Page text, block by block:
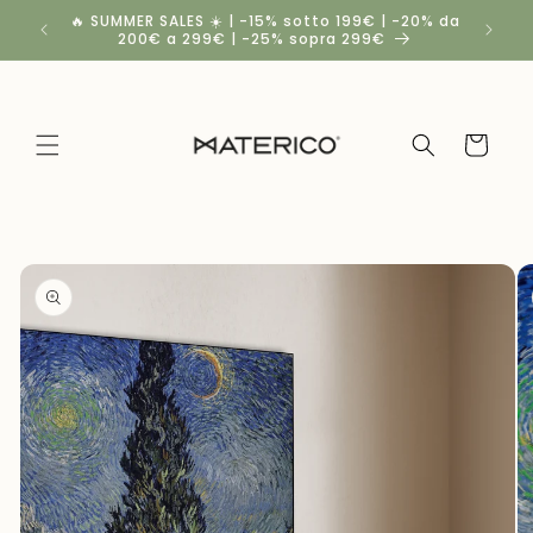
direttamente
ai contenuti
🔥 SUMMER SALES ☀️ | -15% sotto 199€ | -20% da
200€ a 299€ | -25% sopra 299€
Carrello
informazioni
sul
prodotto